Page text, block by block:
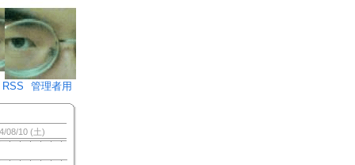
♪)÷2
RSS 管理者用
08/10 (土)